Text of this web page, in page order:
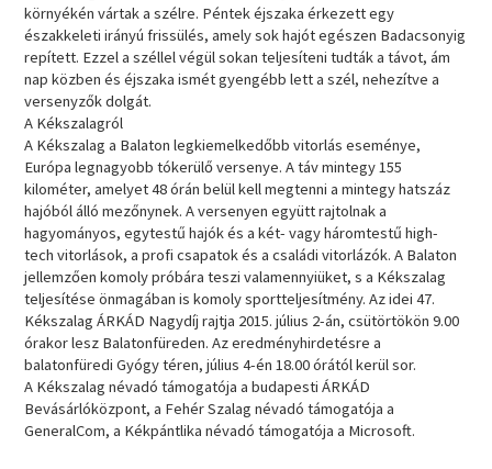
környékén vártak a szélre. Péntek éjszaka érkezett egy
északkeleti irányú frissülés, amely sok hajót egészen Badacsonyig
repített. Ezzel a széllel végül sokan teljesíteni tudták a távot, ám
nap közben és éjszaka ismét gyengébb lett a szél, nehezítve a
versenyzők dolgát.
A Kékszalagról
A Kékszalag a Balaton legkiemelkedőbb vitorlás eseménye,
Európa legnagyobb tókerülő versenye. A táv mintegy 155
kilométer, amelyet 48 órán belül kell megtenni a mintegy hatszáz
hajóból álló mezőnynek. A versenyen együtt rajtolnak a
hagyományos, egytestű hajók és a két- vagy háromtestű high-
tech vitorlások, a profi csapatok és a családi vitorlázók. A Balaton
jellemzően komoly próbára teszi valamennyiüket, s a Kékszalag
teljesítése önmagában is komoly sportteljesítmény. Az idei 47.
Kékszalag ÁRKÁD Nagydíj rajtja 2015. július 2-án, csütörtökön 9.00
órakor lesz Balatonfüreden. Az eredményhirdetésre a
balatonfüredi Gyógy téren, július 4-én 18.00 órától kerül sor.
A Kékszalag névadó támogatója a budapesti ÁRKÁD
Bevásárlóközpont, a Fehér Szalag névadó támogatója a
GeneralCom, a Kékpántlika névadó támogatója a Microsoft.